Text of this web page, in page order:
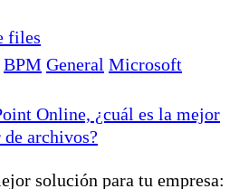
BPM General Microsoft
Online, ¿cuál es la mejor
archivos?
solución para tu empresa: